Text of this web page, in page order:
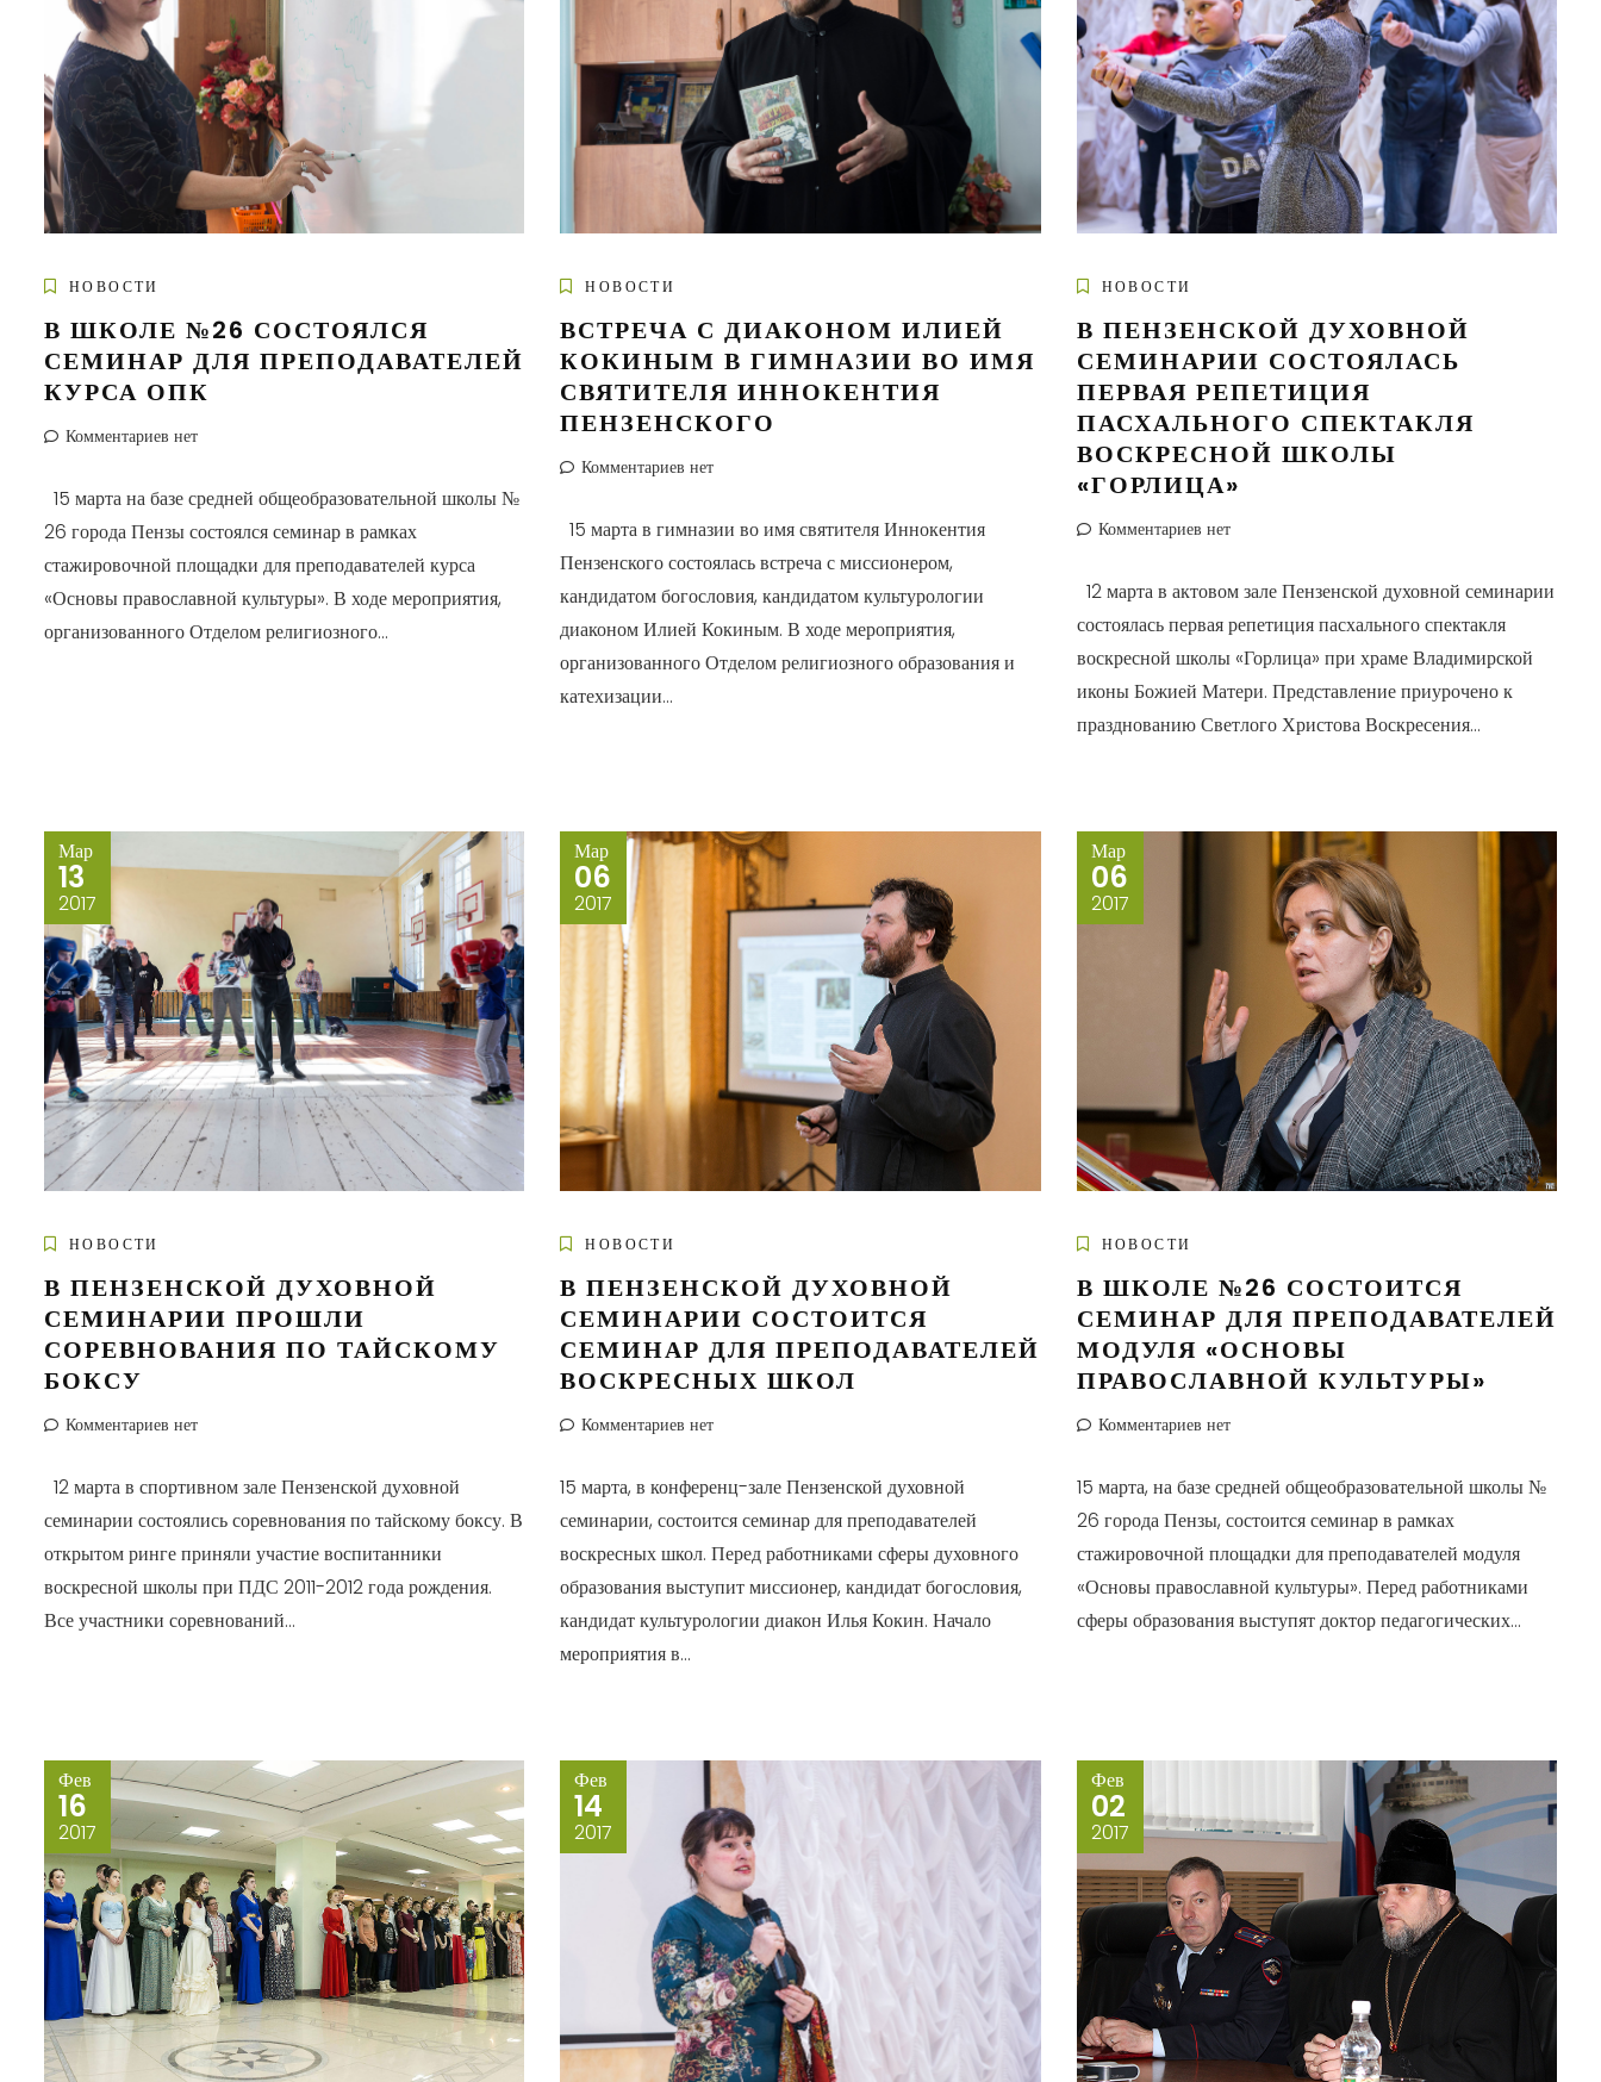
НОВОСТИ
В ШКОЛЕ №26 СОСТОЯЛСЯ
СЕМИНАР ДЛЯ ПРЕПОДАВАТЕЛЕЙ
КУРСА ОПК
Комментариев нет
15 марта на базе средней общеобразовательной школы №
26 города Пензы состоялся семинар в рамках
стажировочной площадки для преподавателей курса
«Основы православной культуры». В ходе мероприятия,
организованного Отделом религиозного...
НОВОСТИ
ВСТРЕЧА С ДИАКОНОМ ИЛИЕЙ
КОКИНЫМ В ГИМНАЗИИ ВО ИМЯ
СВЯТИТЕЛЯ ИННОКЕНТИЯ
ПЕНЗЕНСКОГО
Комментариев нет
15 марта в гимназии во имя святителя Иннокентия
Пензенского состоялась встреча с миссионером,
кандидатом богословия, кандидатом культурологии
диаконом Илией Кокиным. В ходе мероприятия,
организованного Отделом религиозного образования и
катехизации...
НОВОСТИ
В ПЕНЗЕНСКОЙ ДУХОВНОЙ
СЕМИНАРИИ СОСТОЯЛАСЬ
ПЕРВАЯ РЕПЕТИЦИЯ
ПАСХАЛЬНОГО СПЕКТАКЛЯ
ВОСКРЕСНОЙ ШКОЛЫ
«ГОРЛИЦА»
Комментариев нет
12 марта в актовом зале Пензенской духовной семинарии
состоялась первая репетиция пасхального спектакля
воскресной школы «Горлица» при храме Владимирской
иконы Божией Матери. Представление приурочено к
празднованию Светлого Христова Воскресения...
Мар
13
2017
НОВОСТИ
В ПЕНЗЕНСКОЙ ДУХОВНОЙ
СЕМИНАРИИ ПРОШЛИ
СОРЕВНОВАНИЯ ПО ТАЙСКОМУ
БОКСУ
Комментариев нет
12 марта в спортивном зале Пензенской духовной
семинарии состоялись соревнования по тайскому боксу. В
открытом ринге приняли участие воспитанники
воскресной школы при ПДС 2011-2012 года рождения.
Все участники соревнований...
Мар
06
2017
НОВОСТИ
В ПЕНЗЕНСКОЙ ДУХОВНОЙ
СЕМИНАРИИ СОСТОИТСЯ
СЕМИНАР ДЛЯ ПРЕПОДАВАТЕЛЕЙ
ВОСКРЕСНЫХ ШКОЛ
Комментариев нет
15 марта, в конференц-зале Пензенской духовной
семинарии, состоится семинар для преподавателей
воскресных школ. Перед работниками сферы духовного
образования выступит миссионер, кандидат богословия,
кандидат культурологии диакон Илья Кокин. Начало
мероприятия в...
Мар
06
2017
НОВОСТИ
В ШКОЛЕ №26 СОСТОИТСЯ
СЕМИНАР ДЛЯ ПРЕПОДАВАТЕЛЕЙ
МОДУЛЯ «ОСНОВЫ
ПРАВОСЛАВНОЙ КУЛЬТУРЫ»
Комментариев нет
15 марта, на базе средней общеобразовательной школы №
26 города Пензы, состоится семинар в рамках
стажировочной площадки для преподавателей модуля
«Основы православной культуры». Перед работниками
сферы образования выступят доктор педагогических...
Фев
16
2017
Фев
14
2017
Фев
02
2017